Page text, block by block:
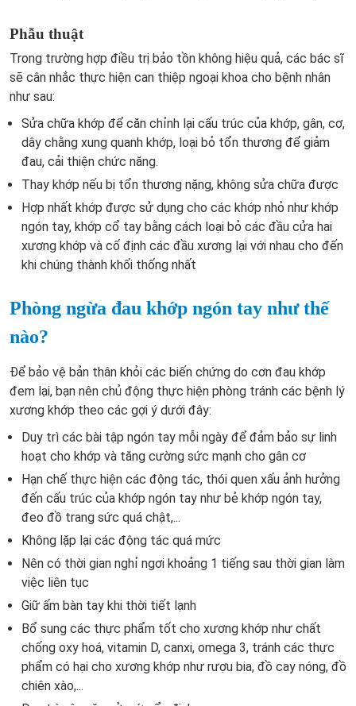
Phẫu thuật
Trong trường hợp điều trị bảo tồn không hiệu quả, các bác sĩ
sẽ cân nhắc thực hiện can thiệp ngoại khoa cho bệnh nhân
như sau:
Sửa chữa khớp để căn chỉnh lại cấu trúc của khớp, gân, cơ,
dây chằng xung quanh khớp, loại bỏ tổn thương để giảm
đau, cải thiện chức năng.
Thay khớp nếu bị tổn thương nặng, không sửa chữa được
Hợp nhất khớp được sử dụng cho các khớp nhỏ như khớp
ngón tay, khớp cổ tay bằng cách loại bỏ các đầu cửa hai
xương khớp và cố định các đầu xương lại với nhau cho đến
khi chúng thành khối thống nhất
Phòng ngừa đau khớp ngón tay như thế
nào?
Để bảo vệ bản thân khỏi các biến chứng do cơn đau khớp
đem lại, bạn nên chủ động thực hiện phòng tránh các bệnh lý
xương khớp theo các gợi ý dưới đây:
Duy trì các bài tập ngón tay mỗi ngày để đảm bảo sự linh
hoạt cho khớp và tăng cường sức mạnh cho gân cơ
Hạn chế thực hiện các động tác, thói quen xấu ảnh hưởng
đến cấu trúc của khớp ngón tay như bẻ khớp ngón tay,
đeo đồ trang sức quá chật,...
Không lặp lại các động tác quá mức
Nên có thời gian nghỉ ngơi khoảng 1 tiếng sau thời gian làm
việc liên tục
Giữ ấm bàn tay khi thời tiết lạnh
Bổ sung các thực phẩm tốt cho xương khớp như chất
chống oxy hoá, vitamin D, canxi, omega 3, tránh các thực
phẩm có hại cho xương khớp như rượu bia, đồ cay nóng, đồ
chiên xào,...